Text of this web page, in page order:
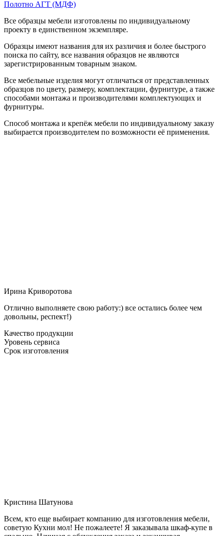
Полотно АГТ (МДФ)
Все образцы мебели изготовлены по индивидуальному
проекту в единственном экземпляре.
Образцы имеют названия для их различия и более быстрого
поиска по сайту, все названия образцов не являются
зарегистрированным товарным знаком.
Все мебельные изделия могут отличаться от представленных
образцов по цвету, размеру, комплектации, фурнитуре, а также
способами монтажа и производителями комплектующих и
фурнитуры.
Способ монтажа и крепёж мебели по индивидуальному заказу
выбирается производителем по возможности её применения.
Ирина Криворотова
Отлично выполняете свою работу:) все остались более чем
довольны, респект!)
Качество продукции
Уровень сервиса
Срок изготовления
Кристина Шатунова
Всем, кто еще выбирает компанию для изготовления мебели,
советую Кухни мол! Не пожалеете! Я заказывала шкаф-купе в